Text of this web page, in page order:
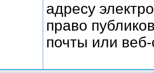
адресу
право
почты или